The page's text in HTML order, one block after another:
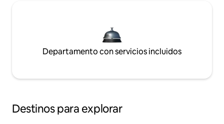
Departamento con servicios incluidos
Destinos para explorar